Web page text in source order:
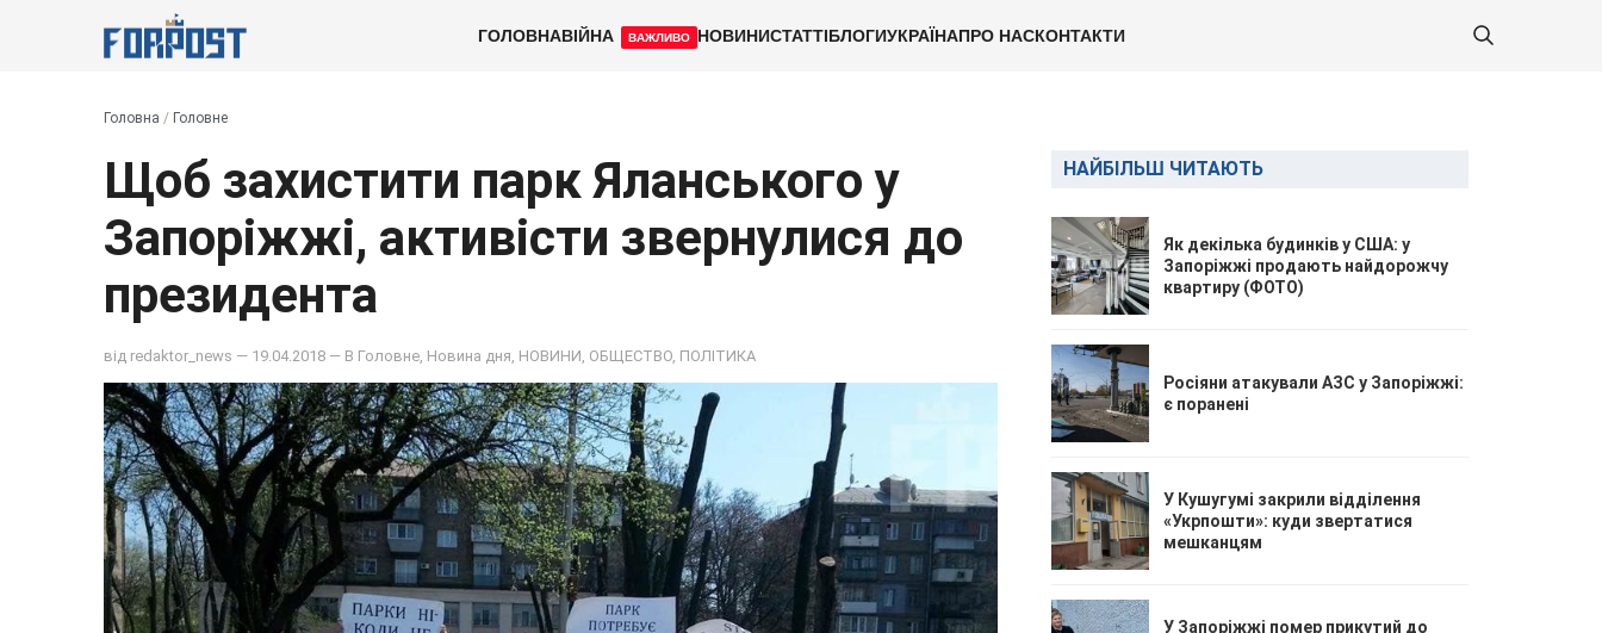
ГОЛОВНАВІЙНА ВАЖЛИВО НОВИНИСТАТТІБЛОГИУКРАЇНАПРО НАСКОНТАКТИ
Головна / Головне
Щоб захистити парк Яланського у
Запоріжжі, активісти звернулися до
президента
від redaktor_news — 19.04.2018 — В Головне Новина дня НОВИНИ ОБЩЕСТВО ПОЛІТИКА
НАЙБІЛЬШ ЧИТАЮТЬ
Як декілька будинків у США: у
Запоріжжі продають найдорожчу
квартиру (ФОТО)
Росіяни атакували АЗС у Запоріжжі:
є поранені
У Кушугумі закрили відділення
«Укрпошти»: куди звертатися
мешканцям
У Запоріжжі помер прикутий до